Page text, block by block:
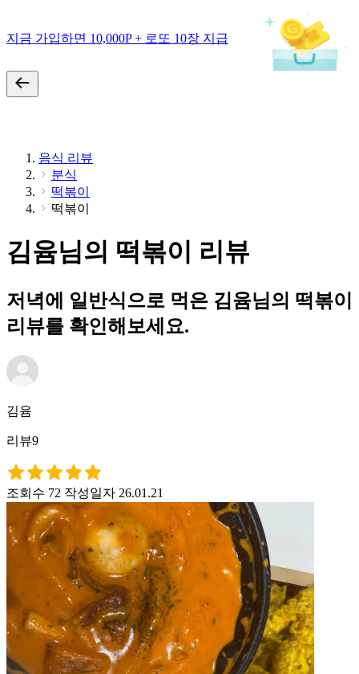
지금 가입하면 10,000P + 로또 10장 지급
음식 리뷰
분식
떡볶이
떡볶이
김윰님의 떡볶이 리뷰
저녁에 일반식으로 먹은 김윰님의 떡볶이
리뷰를 확인해보세요.
김윰
리뷰9
조회수 72 작성일자 26.01.21